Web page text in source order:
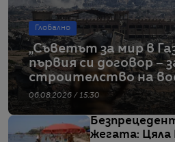
Глобално
„Съветът за мир в
първия си договор –
строителство на
06.08.2026 / 15:30
жегата: Цяла